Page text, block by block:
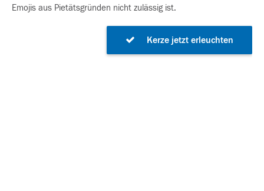
Emojis aus Pietätsgründen nicht zulässig ist.
Kerze jetzt erleuchten